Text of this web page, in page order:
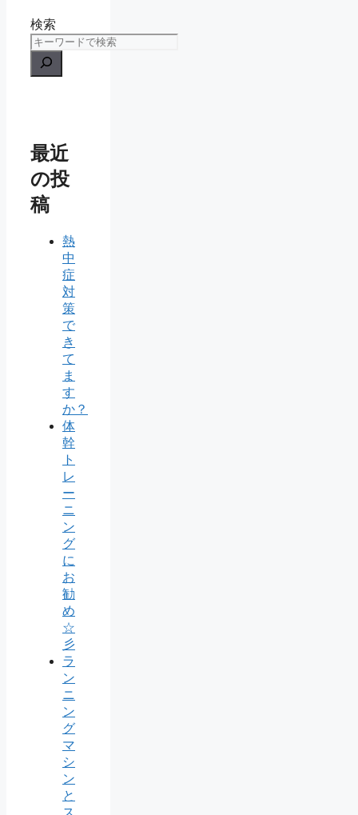
検索
最近
の投
稿
熱
中
症
対
策
で
き
て
ま
す
か？
体
幹
ト
レ
ー
ニ
ン
グ
に
お
勧
め
☆
彡
ラ
ン
ニ
ン
グ
マ
シ
ン
と
ス